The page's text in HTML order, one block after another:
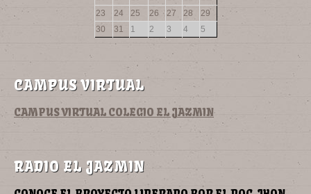
23
24 25 26 27 28
29
30
31 1 2 3 4 5
CAMPUS VIRTUAL
CAMPUS VIRTUAL COLEGIO EL JAZMIN
RADIO EL JAZMIN